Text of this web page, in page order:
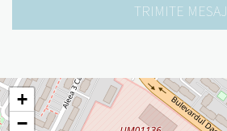
TRIMITE MESAJ
+
−